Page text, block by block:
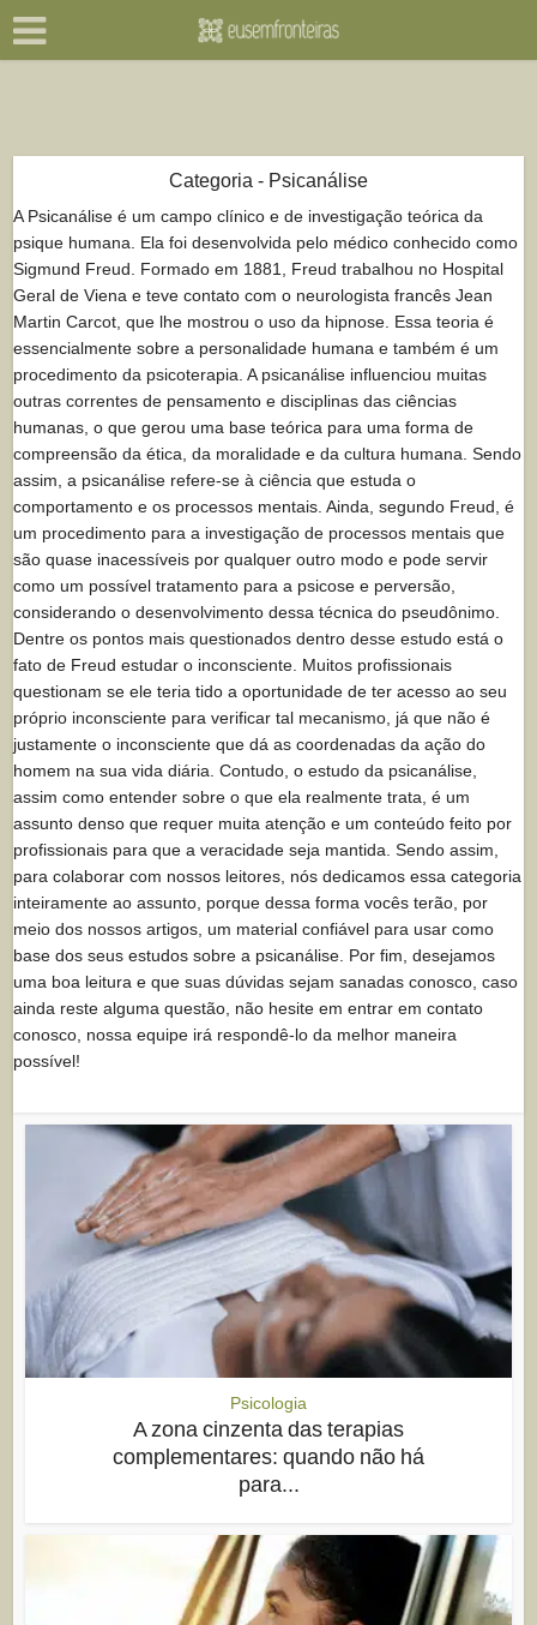
Categoria - Psicanálise
A Psicanálise é um campo clínico e de investigação teórica da
psique humana. Ela foi desenvolvida pelo médico conhecido como
Sigmund Freud. Formado em 1881, Freud trabalhou no Hospital
Geral de Viena e teve contato com o neurologista francês Jean
Martin Carcot, que lhe mostrou o uso da hipnose. Essa teoria é
essencialmente sobre a personalidade humana e também é um
procedimento da psicoterapia. A psicanálise influenciou muitas
outras correntes de pensamento e disciplinas das ciências
humanas, o que gerou uma base teórica para uma forma de
compreensão da ética, da moralidade e da cultura humana. Sendo
assim, a psicanálise refere-se à ciência que estuda o
comportamento e os processos mentais. Ainda, segundo Freud, é
um procedimento para a investigação de processos mentais que
são quase inacessíveis por qualquer outro modo e pode servir
como um possível tratamento para a psicose e perversão,
considerando o desenvolvimento dessa técnica do pseudônimo.
Dentre os pontos mais questionados dentro desse estudo está o
fato de Freud estudar o inconsciente. Muitos profissionais
questionam se ele teria tido a oportunidade de ter acesso ao seu
próprio inconsciente para verificar tal mecanismo, já que não é
justamente o inconsciente que dá as coordenadas da ação do
homem na sua vida diária. Contudo, o estudo da psicanálise,
assim como entender sobre o que ela realmente trata, é um
assunto denso que requer muita atenção e um conteúdo feito por
profissionais para que a veracidade seja mantida. Sendo assim,
para colaborar com nossos leitores, nós dedicamos essa categoria
inteiramente ao assunto, porque dessa forma vocês terão, por
meio dos nossos artigos, um material confiável para usar como
base dos seus estudos sobre a psicanálise. Por fim, desejamos
uma boa leitura e que suas dúvidas sejam sanadas conosco, caso
ainda reste alguma questão, não hesite em entrar em contato
conosco, nossa equipe irá respondê-lo da melhor maneira
possível!
Psicologia
A zona cinzenta das terapias
complementares: quando não há
para...